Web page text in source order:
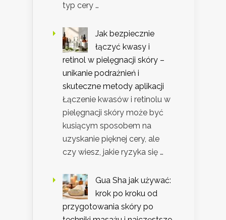
typ cery …
Jak bezpiecznie
łączyć kwasy i
retinol w pielęgnacji skóry –
unikanie podrażnień i
skuteczne metody aplikacji
Łączenie kwasów i retinolu w
pielęgnacji skóry może być
kusiącym sposobem na
uzyskanie pięknej cery, ale
czy wiesz, jakie ryzyka się …
Gua Sha jak używać:
krok po kroku od
przygotowania skóry po